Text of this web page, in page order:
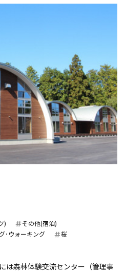
)
その他(宿泊)
･ウォーキング
桜
は森林体験交流センター（管理事